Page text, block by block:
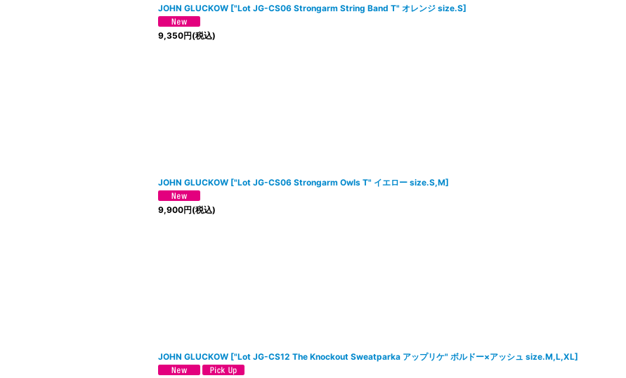
JOHN GLUCKOW ["Lot JG-CS06 Strongarm String Band T" オレンジ size.S]
9,350円(税込)
JOHN GLUCKOW ["Lot JG-CS06 Strongarm Owls T" イエロー size.S,M]
9,900円(税込)
JOHN GLUCKOW ["Lot JG-CS12 The Knockout Sweatparka アップリケ" ボルドー×アッシュ size.M,L,XL]